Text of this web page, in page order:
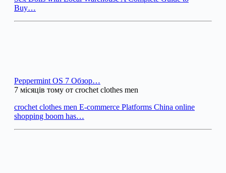
Buy…
Peppermint OS 7 Обзор…
7 місяців тому от crochet clothes men
crochet clothes men E-commerce Platforms China online
shopping boom has…